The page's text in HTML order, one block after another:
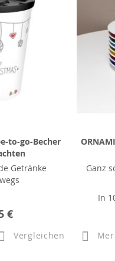
to-go-Becher
Getränke
€
Vergleichen
Ganz
In